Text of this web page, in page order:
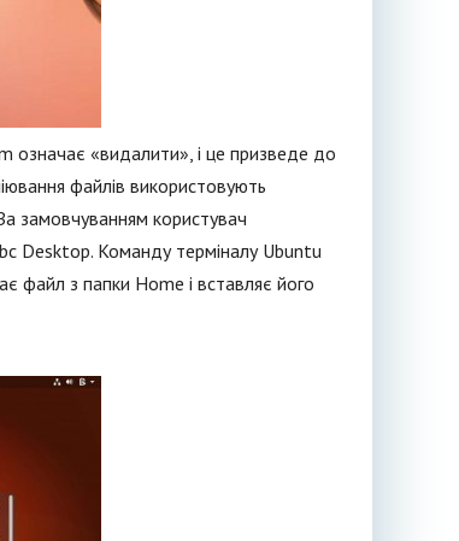
означає «видалити», і це призведе до
файлів використовують
замовчуванням користувач
Desktop. Команду терміналу Ubuntu
файл з папки Home і вставляє його